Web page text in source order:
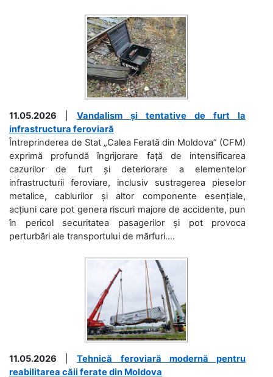
11.05.2026
Vandalism și tentative de furt la
infrastructura feroviară
Întreprinderea de Stat „Calea Ferată din Moldova” (CFM)
exprimă profundă îngrijorare față de intensificarea
cazurilor de furt și deteriorare a elementelor
infrastructurii feroviare, inclusiv sustragerea pieselor
metalice, cablurilor și altor componente esențiale,
acțiuni care pot genera riscuri majore de accidente, pun
în pericol securitatea pasagerilor și pot provoca
perturbări ale transportului de mărfuri....
11.05.2026 |Tehnică feroviară modernă pentru
reabilitarea căii ferate din Moldova